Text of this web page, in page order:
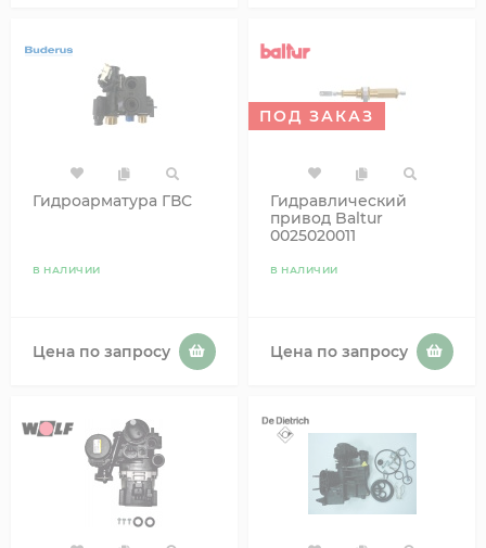
Гидроарматура ГВС
В НАЛИЧИИ
Цена по запросу
ПОД ЗАКАЗ
Гидравлический
привод Baltur
0025020011
В НАЛИЧИИ
Цена по запросу